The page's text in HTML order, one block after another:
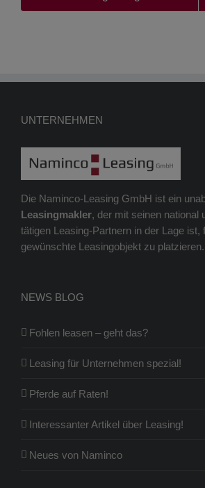
UNTERNEHMEN
Die Naminco-Leasing GmbH ist ein
Leasingmakler, der mit seinen national
tätigen Leasing-Partnern in der Lage ist,
gewünschte Leasingobjekt zu platzieren.
NEWS BLOG
Fohlen leasen – geht das?
Leasing für Unternehmen spezial!
Pferde auf Raten!
Interessanter Artikel über Leasing!
Neues von Naminco